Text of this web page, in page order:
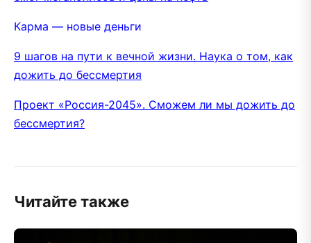
Карма — новые деньги
9 шагов на пути к вечной жизни. Наука о том, как
дожить до бессмертия
Проект «Россия-2045». Сможем ли мы дожить до
бессмертия?
Читайте также